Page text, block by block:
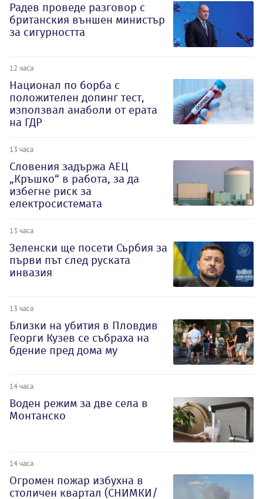
Радев проведе разговор с
британския външен министър
за сигурността
12 часа
Национал по борба с
положителен допинг тест,
използвал анаболи от ерата
на ГДР
13 часа
Словения задържа АЕЦ
„Кръшко“ в работа, за да
избегне риск за
електросистемата
13 часа
Зеленски ще посети Сърбия за
първи път след руската
инвазия
13 часа
Близки на убития в Пловдив
Георги Кузев се събраха на
бдение пред дома му
14 часа
Воден режим за две села в
Монтанско
14 часа
Огромен пожар избухна в
столичен квартал (СНИМКИ/